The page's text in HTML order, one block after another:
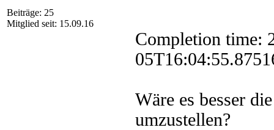
Beiträge: 25
Mitglied seit: 15.09.16
Completion time:
Wäre es besser
umzustellen?